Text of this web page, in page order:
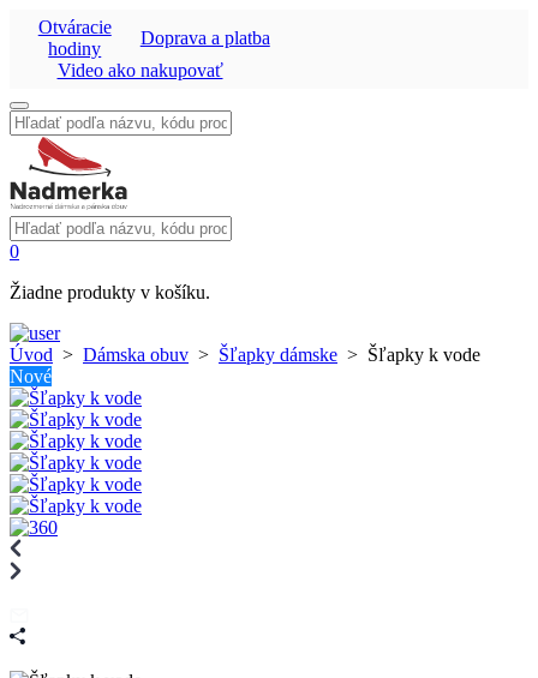
Otváracie
hodiny
Doprava a platba
Video ako nakupovať
Vyhľadať:
Vyhľadať:
0
Žiadne produkty v košíku.
Úvod > Dámska obuv > Šľapky dámske > Šľapky k vode
Nové